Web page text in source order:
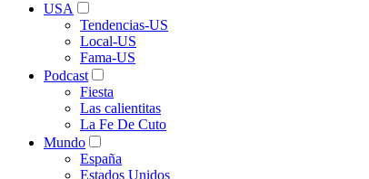
USA
Tendencias-US
Local-US
Fama-US
Podcast
Fiesta
Las calientitas
La Fe De Cuto
Mundo
España
Estados Unidos